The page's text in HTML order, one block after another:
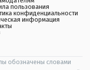
пользования
конфиденциальности
информация
обозначены словами